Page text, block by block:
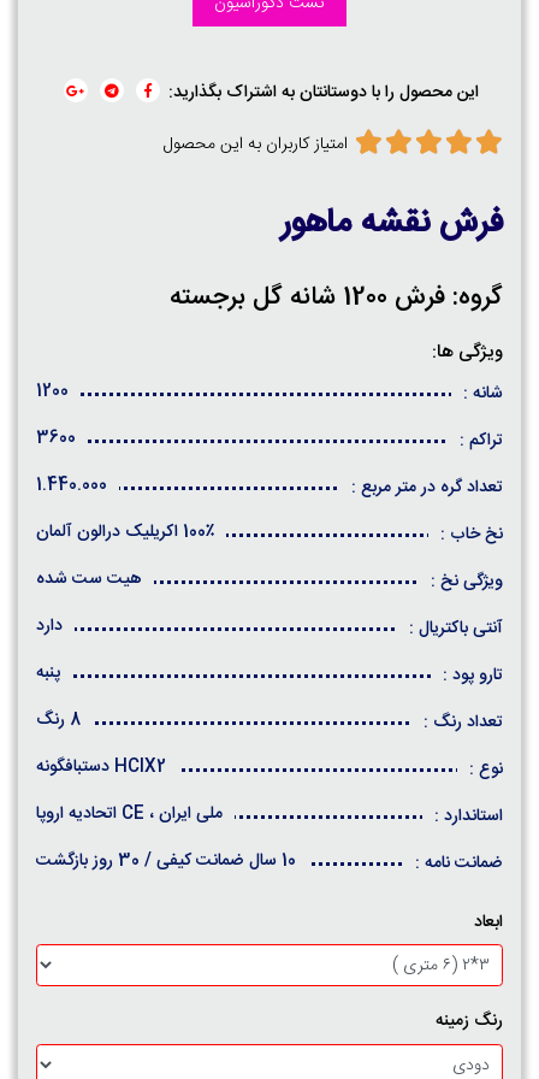
این محصول را با دوستانتان به اشتراک بگذارید:
امتیاز کاربران به این محصول
فرش نقشه ماهور
گروه: فرش 1200 شانه گل برجسته
ویژگی ها:
شانه :
1200
تراکم :
3600
تعداد گره در متر مربع :
1.440.000
نخ خاب :
100٪ اکریلیک درالون آلمان
ویژگی نخ :
هیت ست شده
آنتی باکتریال :
دارد
تارو پود :
پنبه
تعداد رنگ :
8 رنگ
نوع :
HCIX2 دستبافگونه
استاندارد :
ملی ایران ، CE اتحادیه اروپا
ضمانت نامه :
10 سال ضمانت کیفی / 30 روز بازگشت
ابعاد
رنگ زمینه